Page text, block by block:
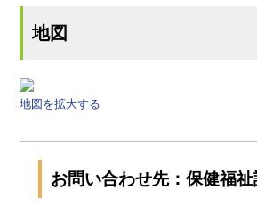
地図
地図を拡大する
お問い合わせ先：保健福